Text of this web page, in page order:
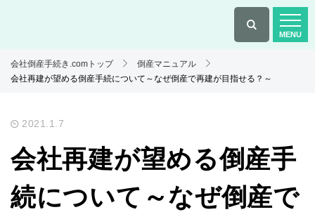
会社倒産手続き.comトップ
倒産マニュアル
会社再建が望める倒産手続について～なぜ倒産で再建が目指せる？～
2021.1.7
会社再建が望める倒産手
続について～なぜ倒産で